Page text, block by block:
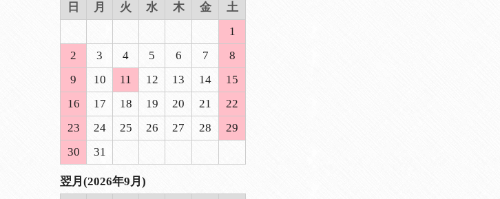
日
月 火 水 木 金
土
1
2
3 4 5 6 7
8
9
10 11 12 13 14
15
16
17 18 19 20 21
22
23
24 25 26 27 28
29
30
31
翌月(2026年9月)